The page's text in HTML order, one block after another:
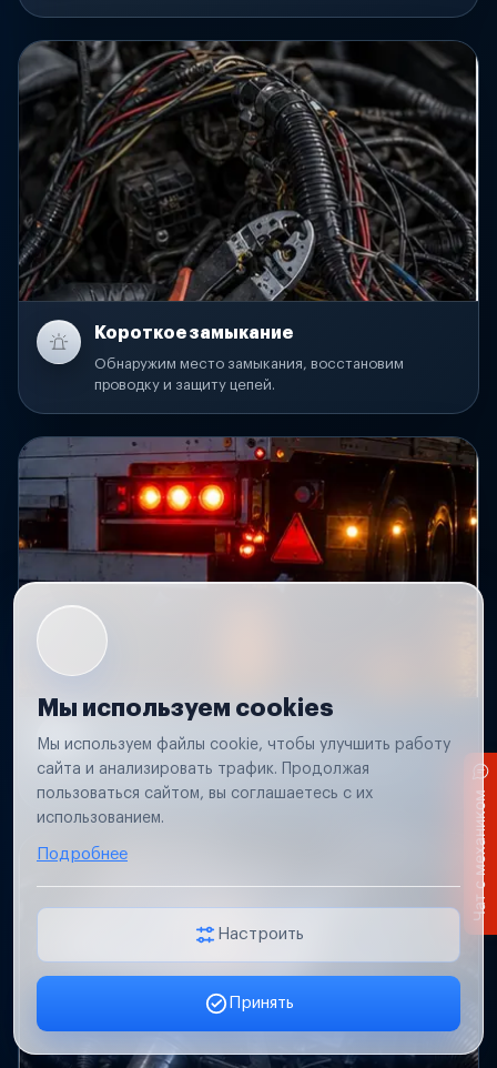
Короткое замыкание
Обнаружим место замыкания, восстановим
проводку и защиту цепей.
Проверим проводку и разъемы, восстановим
освещение прицепа.
Мы используем cookies
Мы используем файлы cookie, чтобы улучшить работу
сайта и анализировать трафик. Продолжая
пользоваться сайтом, вы соглашаетесь с их
использованием.
Подробнее
Настроить
Принять
Заявка онлайн
Чат с механиком